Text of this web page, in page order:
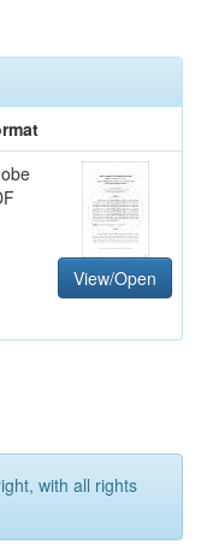
View/Open
with all rights